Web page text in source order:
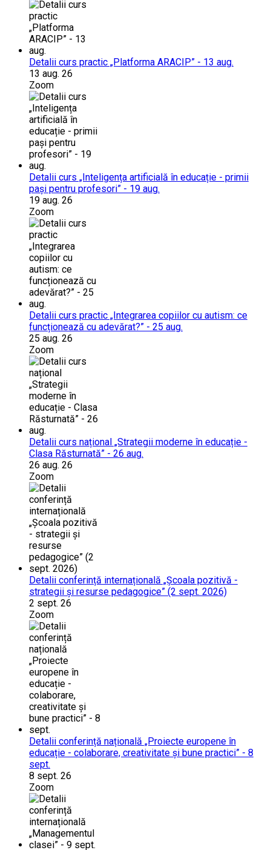
Detalii curs practic „Platforma ARACIP” - 13 aug.
13 aug. 26
Zoom
Detalii curs „Inteligența artificială în educație - primii
pași pentru profesori” - 19 aug.
19 aug. 26
Zoom
Detalii curs practic „Integrarea copiilor cu autism: ce
funcționează cu adevărat?” - 25 aug.
25 aug. 26
Zoom
Detalii curs național „Strategii moderne în educație -
Clasa Răsturnată” - 26 aug.
26 aug. 26
Zoom
Detalii conferință internațională „Școala pozitivă -
strategii și resurse pedagogice” (2 sept. 2026)
2 sept. 26
Zoom
Detalii conferință națională „Proiecte europene în
educație - colaborare, creativitate și bune practici” - 8
sept.
8 sept. 26
Zoom